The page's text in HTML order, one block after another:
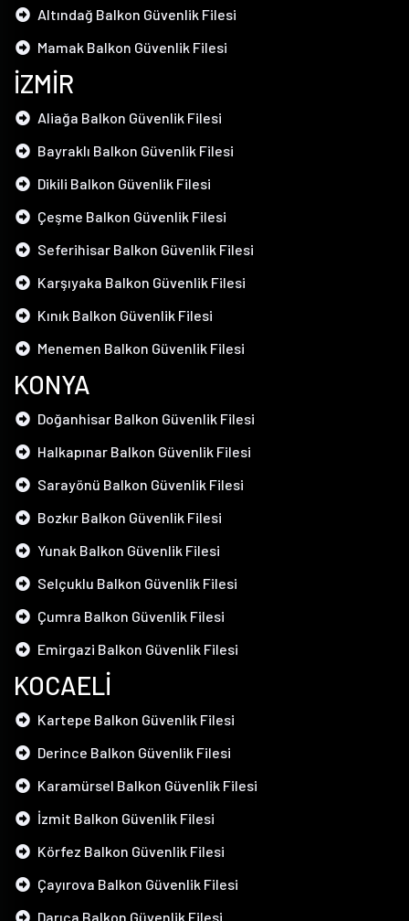
Altındağ Balkon Güvenlik Filesi
Mamak Balkon Güvenlik Filesi
İZMİR
Aliağa Balkon Güvenlik Filesi
Bayraklı Balkon Güvenlik Filesi
Dikili Balkon Güvenlik Filesi
Çeşme Balkon Güvenlik Filesi
Seferihisar Balkon Güvenlik Filesi
Karşıyaka Balkon Güvenlik Filesi
Kınık Balkon Güvenlik Filesi
Menemen Balkon Güvenlik Filesi
KONYA
Doğanhisar Balkon Güvenlik Filesi
Halkapınar Balkon Güvenlik Filesi
Sarayönü Balkon Güvenlik Filesi
Bozkır Balkon Güvenlik Filesi
Yunak Balkon Güvenlik Filesi
Selçuklu Balkon Güvenlik Filesi
Çumra Balkon Güvenlik Filesi
Emirgazi Balkon Güvenlik Filesi
KOCAELİ
Kartepe Balkon Güvenlik Filesi
Derince Balkon Güvenlik Filesi
Karamürsel Balkon Güvenlik Filesi
İzmit Balkon Güvenlik Filesi
Körfez Balkon Güvenlik Filesi
Çayırova Balkon Güvenlik Filesi
Darıca Balkon Güvenlik Filesi